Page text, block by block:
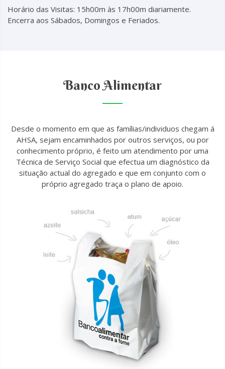
Horário das Visitas: 15h00m às 17h00m diariamente.
Encerra aos Sábados, Domingos e Feriados.
Banco Alimentar
Desde o momento em que as famílias/individuos chegam á
AHSA, sejam encaminhados por outros serviços, ou por
conhecimento próprio, é feito um atendimento por uma
Técnica de Serviço Social que efectua um diagnóstico da
situação actual do agregado e que em conjunto com o
próprio agregado traça o plano de apoio.